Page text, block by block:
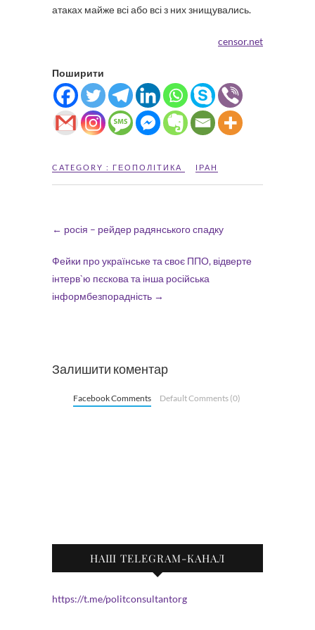
атаках майже всі або всі з них знищувались.
censor.net
Поширити
CATEGORY : ГЕОПОЛІТИКА ІРАН
← росія – рейдер радянського спадку
Фейки про українське та своє ППО, відверте
інтерв`ю пєскова та інша російська
інформбезпорадність →
Залишити коментар
Facebook Comments Default Comments (0)
НАШ TELEGRAM-КАНАЛ
https://t.me/politconsultantorg